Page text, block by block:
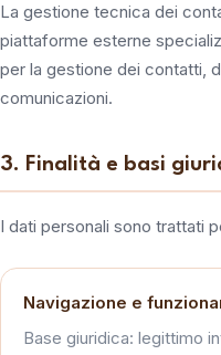
La gestione tecnica dei
piattaforme esterne
per la gestione dei contatti,
comunicazioni.
3. Finalità e basi
I dati personali sono trattati
Navigazione e
Base giuridica: legittimo